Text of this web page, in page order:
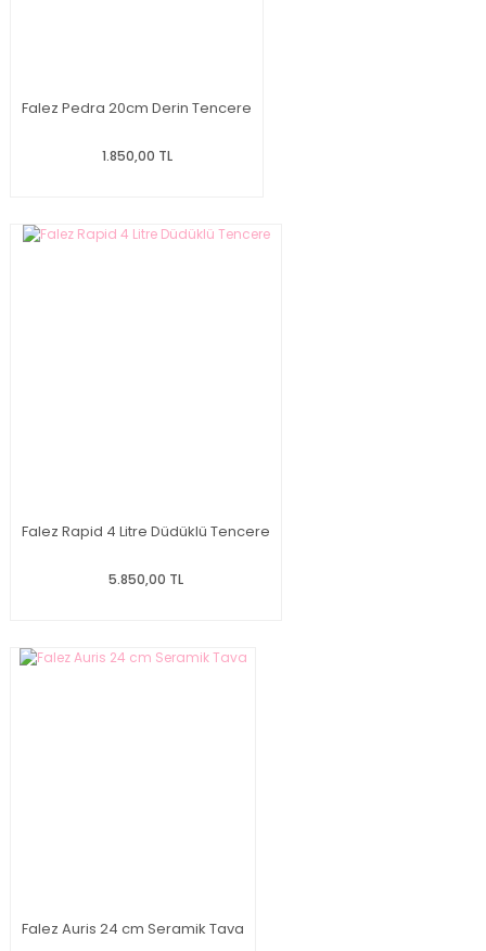
Falez Pedra 20cm Derin Tencere
1.850,00 TL
Falez Rapid 4 Litre Düdüklü Tencere
5.850,00 TL
Falez Auris 24 cm Seramik Tava